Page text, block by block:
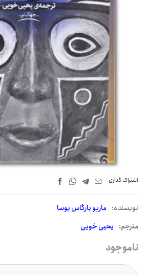
اشتراک‌ گذاری
نويسنده: ماریو بارگاس یوسا
مترجم: یحیی خویی
ناموجود